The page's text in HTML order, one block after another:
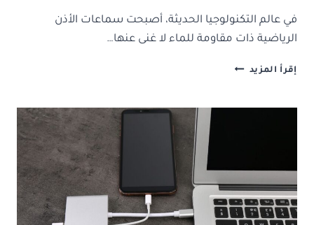
في عالم التكنولوجيا الحديثة، أصبحت سماعات الأذن
الرياضية ذات مقاومة للماء لا غنى عنها…
إقرأ المزيد افضل
بالمميزات
والاسعار
2025